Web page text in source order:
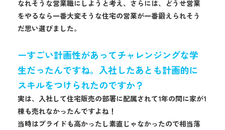
なれそうな営業職にしようと考え、さらには、どうせ営業
をやるなら一番大変そうな住宅の営業が一番鍛えられそう
だ思い選びました。
ーすごい計画性があってチャレンジングな学
生だったんですね。入社したあとも計画的に
スキルをつけられたのですか？
実は、入社して住宅販売の部署に配属されて1年の間に家が1
棟も売れなかったんですよね！
当時はプライドも高かったし素直じゃなかったので相当落